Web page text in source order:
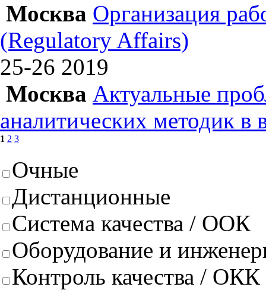
Москва Организация
(Regulatory Affairs)
25-26 2019
Москва Актуальные
аналитических методик в
1 2 3
Очные
Дистанционные
Система качества / ООК
Оборудование и
Контроль качества / ОКК